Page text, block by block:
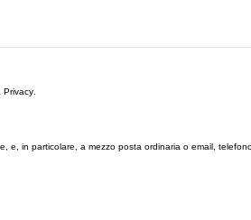
Privacy
e, in particolare, a mezzo posta ordinaria o email,